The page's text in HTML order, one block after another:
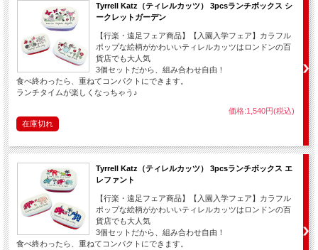
Tyrrell Katz（ティレルカッツ） 3pcsランチボックス シ
ークレットガーデン
【行楽・遠足フェア商品】【入園入学フェア】カラフル
ポップな絵柄がかわいいティレルカッツはロンドンの百
貨店でも大人気
3個セットだから、組み合わせ自由！
食べ終わったら、重ねてコンパクトにできます。
ランチタイムが楽しくなっちゃう♪
価格:1,540円(税込)
在庫切れ
Tyrrell Katz（ティレルカッツ） 3pcsランチボックス エ
レファント
【行楽・遠足フェア商品】【入園入学フェア】カラフル
ポップな絵柄がかわいいティレルカッツはロンドンの百
貨店でも大人気
3個セットだから、組み合わせ自由！
食べ終わったら、重ねてコンパクトにできます。